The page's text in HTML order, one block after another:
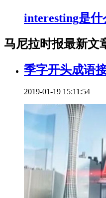
interesting是什
马尼拉时报最新文
季字开头成语
2019-01-19 15:11:54